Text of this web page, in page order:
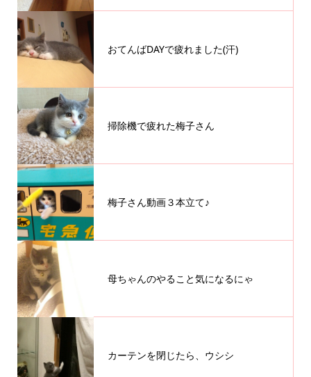
おてんばDAYで疲れました(汗)
掃除機で疲れた梅子さん
梅子さん動画３本立て♪
母ちゃんのやること気になるにゃ
カーテンを閉じたら、ウシシ